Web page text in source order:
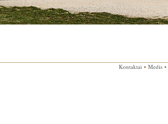
Kontaktai ▪ Medis ▪